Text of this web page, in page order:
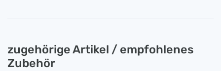
zugehörige Artikel / empfohlenes
Zubehör